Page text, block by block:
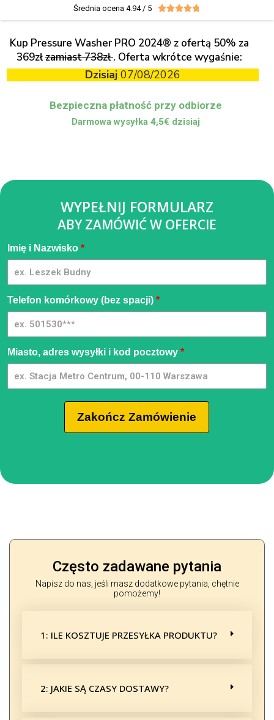
Średnia ocena 4.94 / 5 
Kup Pressure Washer PRO 2024® z ofertą 50% za
369złzamiast 738zł. Oferta wkrótce wygaśnie:
Dzisiaj 07/08/2026
Bezpieczna płatność przy odbiorze
Darmowa wysyłka 4,5€ dzisiaj
WYPEŁNIJ FORMULARZ
ABY ZAMÓWIĆ W OFERCIE
Pressure
Washer
[PL] -
GpmQMIA
| 02
Imię i Nazwisko *
Telefon komórkowy (bez spacji) *
Miasto, adres wysyłki i kod pocztowy *
Zakończ Zamówienie
Często zadawane pytania
Napisz do nas, jeśli masz dodatkowe pytania, chętnie
pomożemy!
1: ILE KOSZTUJE PRZESYŁKA PRODUKTU?
2: JAKIE SĄ CZASY DOSTAWY?